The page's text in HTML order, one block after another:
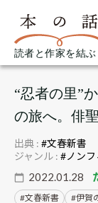
読者と作家を結
“忍者の里”
の旅へ。俳
2022.01.28
文春新書 伊賀
出典 : #文春新書
ジャンル : #ノン